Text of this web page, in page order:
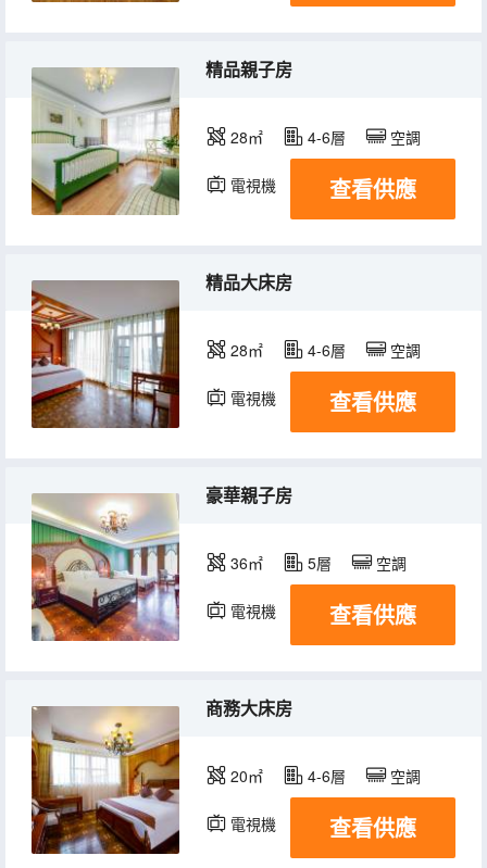
精品親子房
28㎡ 4-6層 空調
電視機 查看供應
精品大床房
28㎡ 4-6層 空調
電視機 查看供應
豪華親子房
36㎡ 5層 空調
電視機 查看供應
商務大床房
20㎡ 4-6層 空調
電視機 查看供應